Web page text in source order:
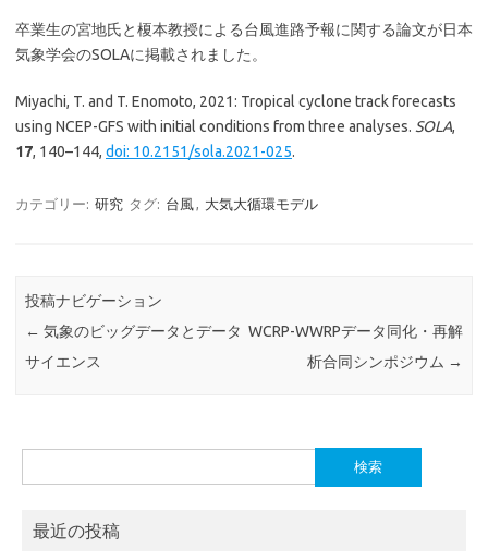
卒業生の宮地氏と榎本教授による台風進路予報に関する論文が日本
気象学会のSOLAに掲載されました。
Miyachi, T. and T. Enomoto, 2021: Tropical cyclone track forecasts
using NCEP-GFS with initial conditions from three analyses. SOLA,
17, 140–144, doi: 10.2151/sola.2021-025.
カテゴリー: 研究 タグ: 台風 大気大循環モデル
投稿ナビゲーション
← 気象のビッグデータとデータ
サイエンス
WCRP-WWRPデータ同化・再解
析合同シンポジウム →
索:
最近の投稿